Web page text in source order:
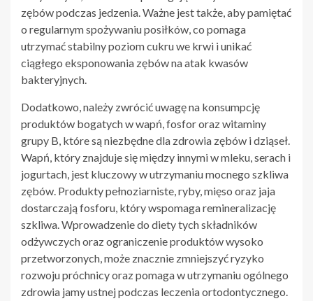
zębów podczas jedzenia. Ważne jest także, aby pamiętać
o regularnym spożywaniu posiłków, co pomaga
utrzymać stabilny poziom cukru we krwi i unikać
ciągłego eksponowania zębów na atak kwasów
bakteryjnych.
Dodatkowo, należy zwrócić uwagę na konsumpcję
produktów bogatych w wapń, fosfor oraz witaminy
grupy B, które są niezbędne dla zdrowia zębów i dziąseł.
Wapń, który znajduje się między innymi w mleku, serach i
jogurtach, jest kluczowy w utrzymaniu mocnego szkliwa
zębów. Produkty pełnoziarniste, ryby, mięso oraz jaja
dostarczają fosforu, który wspomaga remineralizację
szkliwa. Wprowadzenie do diety tych składników
odżywczych oraz ograniczenie produktów wysoko
przetworzonych, może znacznie zmniejszyć ryzyko
rozwoju próchnicy oraz pomaga w utrzymaniu ogólnego
zdrowia jamy ustnej podczas leczenia ortodontycznego.